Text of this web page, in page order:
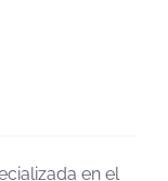
en el